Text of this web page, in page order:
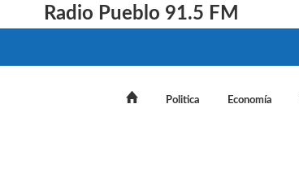
Radio Pueblo 91.5 FM
Politica Economía